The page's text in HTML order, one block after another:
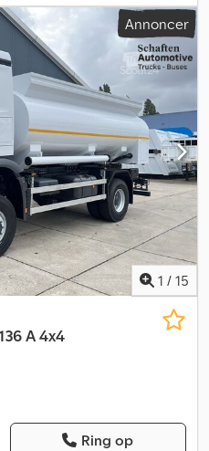
mekanisk, emissionsklasse:
klimaanlæg, =
= - ADR - Kraftudtag -
oplysninger = Gældende
13 R 22.5 Djdpfx Aezpxrhobnjkr
bladaffjedring Antal cylindere:
Salgspris: € 144.900,
Annoncer
1 / 15
A 4x4
Ring op